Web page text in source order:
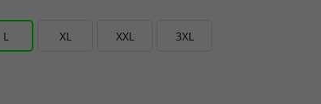
L XL XXL 3XL